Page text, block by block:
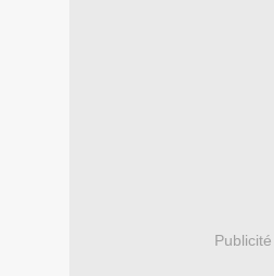
Publicité